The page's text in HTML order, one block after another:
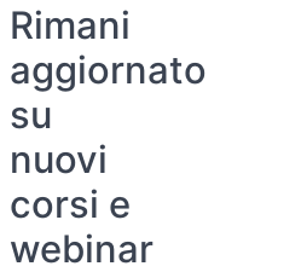
Rimani
aggiornato
su
nuovi
corsi e
webinar